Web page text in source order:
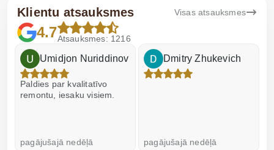
Klientu atsauksmes Visas atsauksmes
4.7Atsauksmes: 1216
Umidjon Nuriddinov
Paldies par kvalitatīvo
remontu, iesaku visiem.
pagājušajā nedēļā
Dmitry Zhukevich
pagājušajā nedēļā